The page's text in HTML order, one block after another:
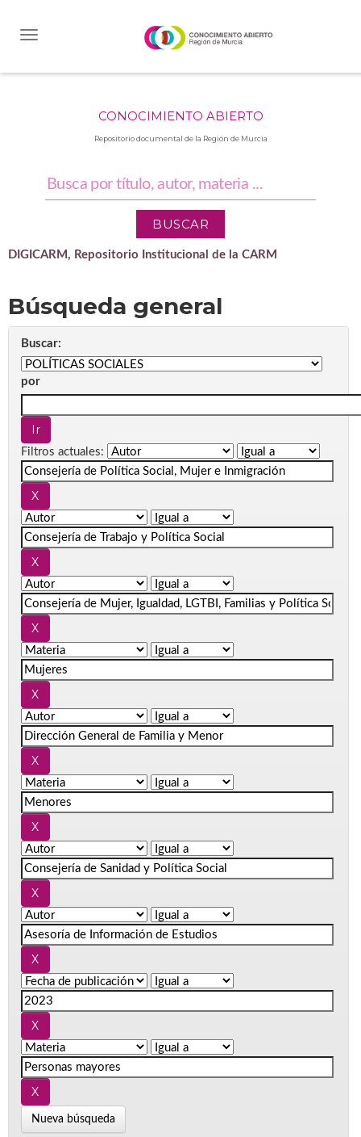
CONOCIMIENTO ABIERTO
Repositorio documental de la Región de Murcia
DIGICARM, Repositorio Institucional de la CARM
Búsqueda general
Buscar:
por
Filtros actuales:
Nueva búsqueda